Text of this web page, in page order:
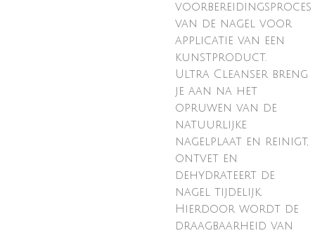
voorbereidingsproces
van de nagel voor
applicatie van een
kunstproduct.
Ultra Cleanser breng
je aan na het
opruwen van de
natuurlijke
nagelplaat en reinigt,
ontvet en
dehydrateert de
nagel tijdelijk.
Hierdoor wordt de
draagbaarheid van